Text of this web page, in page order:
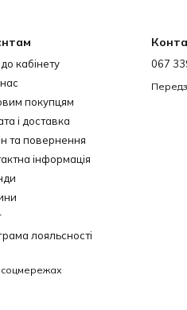
кабінету
покупцям
і доставка
та повернення
інформація
лояльсності
067